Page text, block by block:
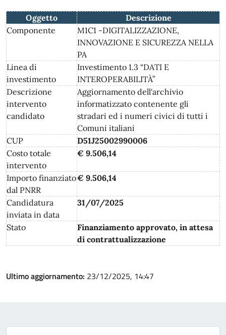
Oggetto
Descrizione
Componente
M1C1 -DIGITALIZZAZIONE,
INNOVAZIONE E SICUREZZA NELLA
PA
Linea di
investimento
Investimento 1.3 “DATI E
INTEROPERABILITÀ”
Descrizione
intervento
candidato
Aggiornamento dell'archivio
informatizzato contenente gli
stradari ed i numeri civici di tutti i
Comuni italiani
CUP
D51J25002990006
Costo totale
intervento
€ 9.506,14
Importo finanziato
dal PNRR
€ 9.506,14
Candidatura
inviata in data
31/07/2025
Stato
Finanziamento approvato, in attesa
di contrattualizzazione
Ultimo aggiornamento: 23/12/2025, 14:47